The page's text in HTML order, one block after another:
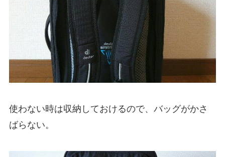
使わない時は収納しておけるので、バッグがかさ
ばらない。